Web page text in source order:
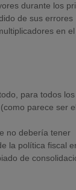
durante los
de sus errores
en el
para todos los
parece ser
no debería tener
la política fiscal
de